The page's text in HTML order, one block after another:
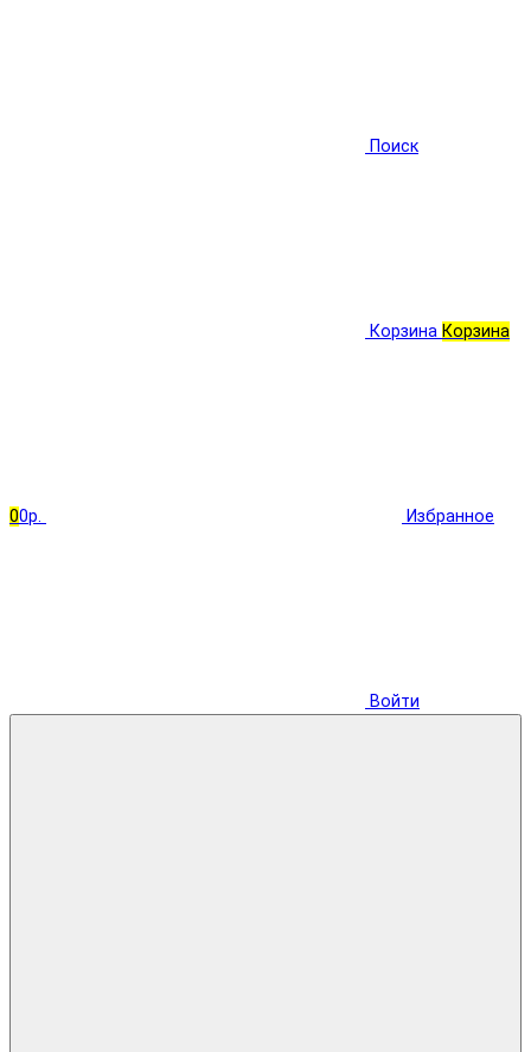
Поиск
Корзина Корзина
00р. Избранное
Войти